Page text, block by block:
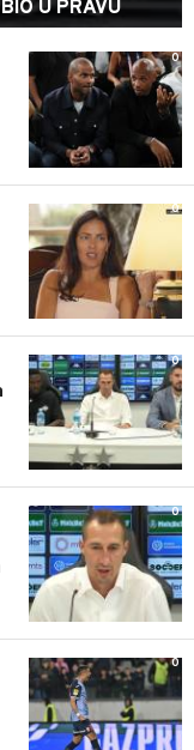
U PRAVU
0
0
0
0
0